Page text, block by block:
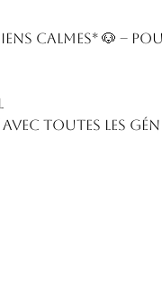
calmes* 🐶 –
toutes les